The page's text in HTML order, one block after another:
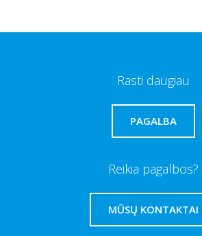
Rasti daugiau
PAGALBA
Reikia pagalbos?
MŪSŲ KONTAKTAI